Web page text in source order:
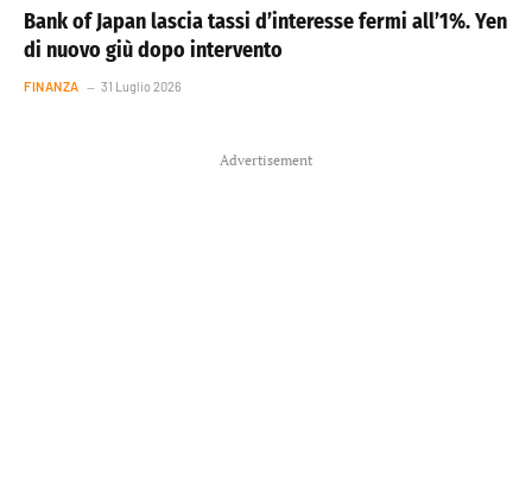
Bank of Japan lascia tassi d’interesse fermi all’1%. Yen
di nuovo giù dopo intervento
FINANZA 31 Luglio 2026
Advertisement